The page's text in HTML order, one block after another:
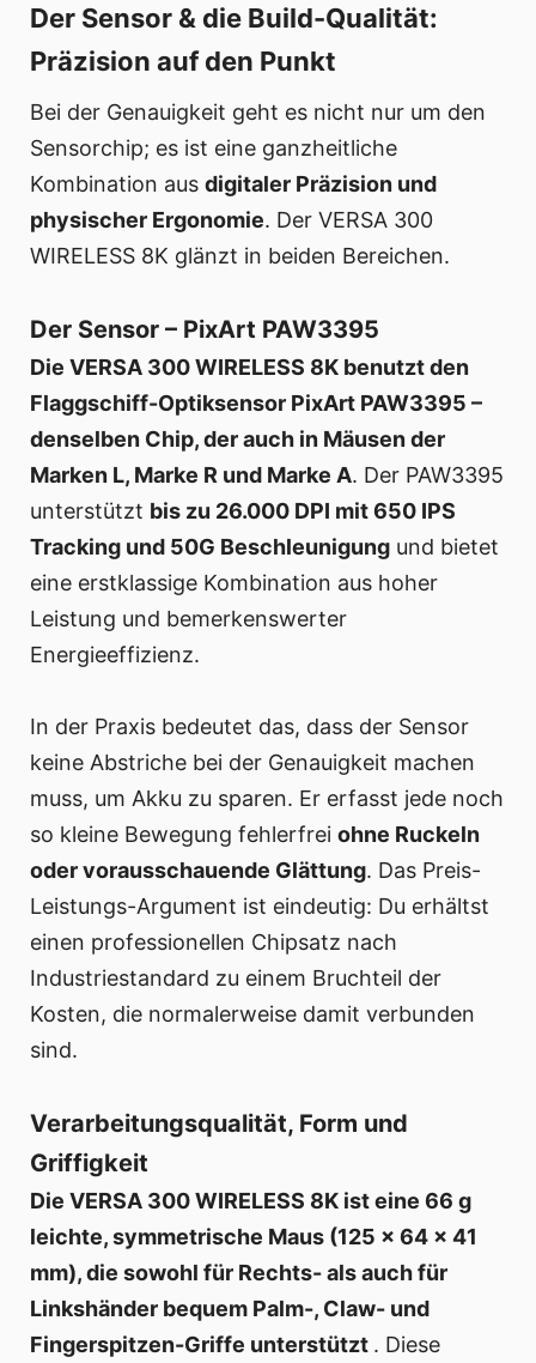
Der Sensor & die Build-Qualität:
Präzision auf den Punkt
Bei der Genauigkeit geht es nicht nur um den
Sensorchip; es ist eine ganzheitliche
Kombination aus digitaler Präzision und
physischer Ergonomie. Der VERSA 300
WIRELESS 8K glänzt in beiden Bereichen.
Der Sensor – PixArt PAW3395
Die VERSA 300 WIRELESS 8K benutzt den
Flaggschiff-Optiksensor PixArt PAW3395 –
denselben Chip, der auch in Mäusen der
Marken L, Marke R und Marke A. Der PAW3395
unterstützt bis zu 26.000 DPI mit 650 IPS
Tracking und 50G Beschleunigung und bietet
eine erstklassige Kombination aus hoher
Leistung und bemerkenswerter
Energieeffizienz.
In der Praxis bedeutet das, dass der Sensor
keine Abstriche bei der Genauigkeit machen
muss, um Akku zu sparen. Er erfasst jede noch
so kleine Bewegung fehlerfrei ohne Ruckeln
oder vorausschauende Glättung. Das Preis-
Leistungs-Argument ist eindeutig: Du erhältst
einen professionellen Chipsatz nach
Industriestandard zu einem Bruchteil der
Kosten, die normalerweise damit verbunden
sind.
Verarbeitungsqualität, Form und
Griffigkeit
Die VERSA 300 WIRELESS 8K ist eine 66 g
leichte, symmetrische Maus (125 × 64 × 41
mm), die sowohl für Rechts- als auch für
Linkshänder bequem Palm-, Claw- und
Fingerspitzen-Griffe unterstützt . Diese